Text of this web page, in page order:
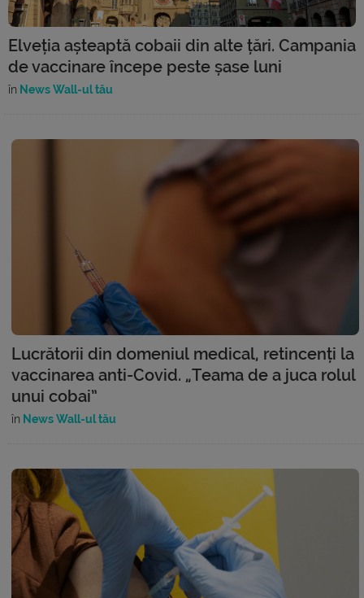
Elveția așteaptă cobaii din alte țări. Campania
de vaccinare începe peste șase luni
în News Wall-ul tău
Lucrătorii din domeniul medical, retincenți la
vaccinarea anti-Covid. „Teama de a juca rolul
unui cobai”
în News Wall-ul tău